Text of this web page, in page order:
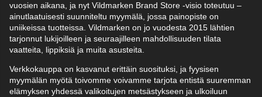
vuosien aikana, ja nyt Vildmarken Brand Store -visio toteutuu –
ainutlaatuisesti suunniteltu myymälä, jossa painopiste on
uniikeissa tuotteissa. Vildmarken on jo vuodesta 2015 lähtien
tarjonnut lukijoilleen ja seuraajilleen mahdollisuuden tilata
vaatteita, lippiksiä ja muita asusteita.
Verkkokauppa on kasvanut erittäin suosituksi, ja fyysisen
myymälän myötä toivomme voivamme tarjota entistä suuremman
elämyksen yhdessä valikoitujen metsästykseen ja ulkoiluun